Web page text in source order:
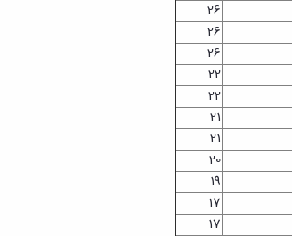
26
26
26
22
22
21
21
20
19
17
17